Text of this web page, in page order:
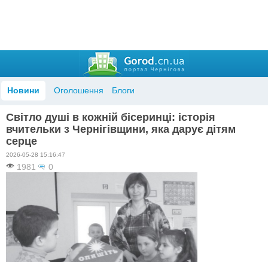
Новини Оголошення Блоги
Світло душі в кожній бісеринці: історія
вчительки з Чернігівщини, яка дарує дітям
серце
2026-05-28 15:16:47
1981 0